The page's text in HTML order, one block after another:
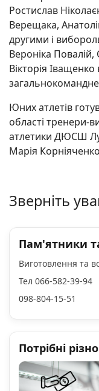
Ростислав
Верещака,
другими і
Вероніка
Вікторія
Юних атлетів
області тренери-
атлетики ДЮСШ
Марія
Зверніть
Пам'ятники
Виготовлення та
Тел 066-582-39-94
098-804-15-51
Потрібні